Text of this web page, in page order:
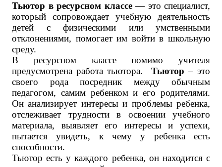
Тьютор в ресурсном классе— это специалист,
который сопровождает учебную деятельность
детей с физическими или умственными
отклонениями, помогает им войти в школьную
среду.
В ресурсном классе помимо учителя
предусмотрена работа тьютора. Тьютор – это
своего рода посредник между обычным
педагогом, самим ребенком и его родителями.
Он анализирует интересы и проблемы ребенка,
отслеживает трудности в освоении учебного
материала, выявляет его интересы и успехи,
пытается увидеть, к чему у ребенка есть
способности.
Тьютор есть у каждого ребенка, он находится с